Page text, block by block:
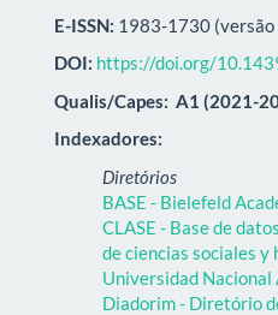
E-ISSN: 1983-1730
DOI: https://doi.org/
Qualis/Capes: A1 (2021-
Indexadores:
Diretórios
BASE - Bielefeld
CLASE - Base de
de ciencias sociales y
Universidad
Diadorim - Diretório